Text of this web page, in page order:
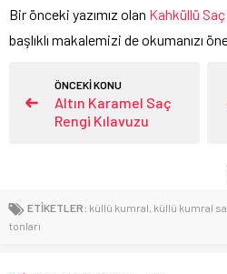
Bir önceki yazımız olan Kahküllü
başlıklı makalemizi de okumanızı
ÖNCEKİ KONU
Altın Karamel Saç
Rengi Kılavuzu
ETİKETLER: küllü kumral küllü kumral
tonları